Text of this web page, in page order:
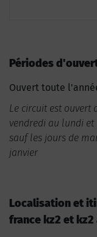
Périodes
Ouvert toute
Le circuit est ouvert
vendredi au lundi et
sauf les jours de
janvier
Localisation et
france kz2 et